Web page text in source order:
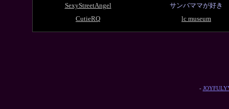
SexyStreetAngel
サンバママが好き
CutieRQ
lc museum
-